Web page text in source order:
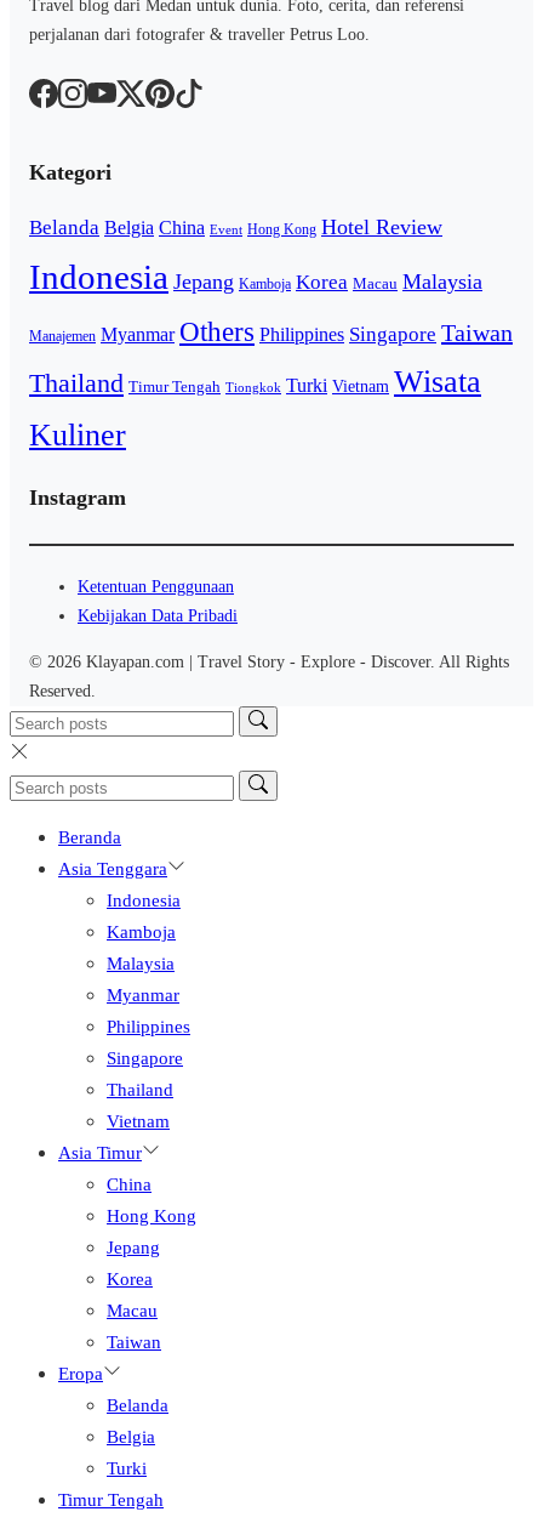
Travel blog dari Medan untuk dunia. Foto, cerita, dan referensi
perjalanan dari fotografer & traveller Petrus Loo.
Kategori
Belanda Belgia China Event Hong Kong Hotel Review
Indonesia Jepang Kamboja Korea Macau Malaysia
Manajemen Myanmar Others Philippines Singapore Taiwan
Thailand Timur Tengah Tiongkok Turki Vietnam Wisata
Kuliner
Instagram
Ketentuan Penggunaan
Kebijakan Data Pribadi
© 2026 Klayapan.com | Travel Story - Explore - Discover. All Rights
Reserved.
Beranda
Asia Tenggara
Indonesia
Kamboja
Malaysia
Myanmar
Philippines
Singapore
Thailand
Vietnam
Asia Timur
China
Hong Kong
Jepang
Korea
Macau
Taiwan
Eropa
Belanda
Belgia
Turki
Timur Tengah